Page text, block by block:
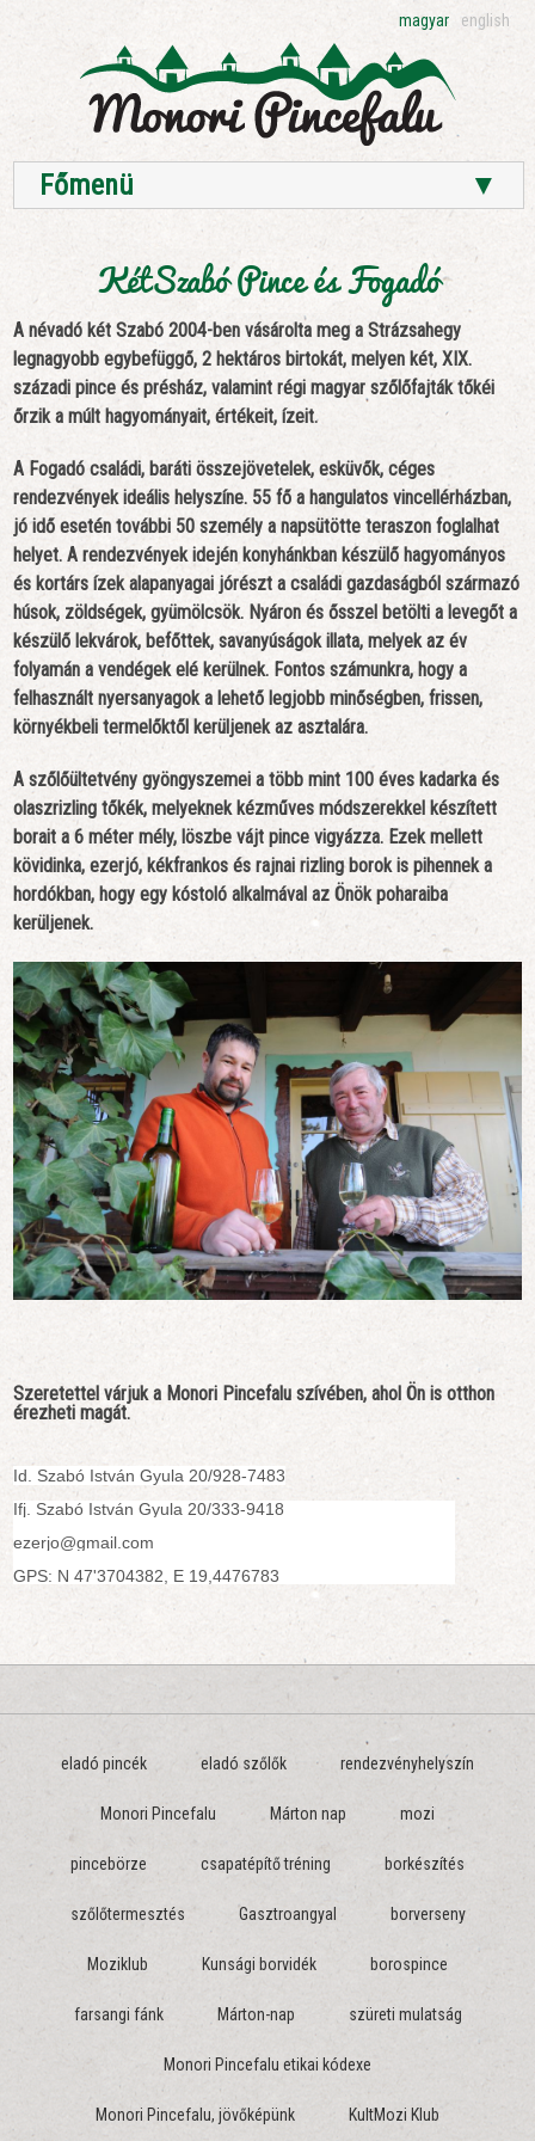
magyar english
Főmenü ▼
KétSzabó Pince és Fogadó
A névadó két Szabó 2004-ben vásárolta meg a Strázsahegy
legnagyobb egybefüggő, 2 hektáros birtokát, melyen két, XIX.
századi pince és présház, valamint régi magyar szőlőfajták tőkéi
őrzik a múlt hagyományait, értékeit, ízeit.
A Fogadó családi, baráti összejövetelek, esküvők, céges
rendezvények ideális helyszíne. 55 fő a hangulatos vincellérházban,
jó idő esetén további 50 személy a napsütötte teraszon foglalhat
helyet. A rendezvények idején konyhánkban készülő hagyományos
és kortárs ízek alapanyagai jórészt a családi gazdaságból származó
húsok, zöldségek, gyümölcsök. Nyáron és ősszel betölti a levegőt a
készülő lekvárok, befőttek, savanyúságok illata, melyek az év
folyamán a vendégek elé kerülnek. Fontos számunkra, hogy a
felhasznált nyersanyagok a lehető legjobb minőségben, frissen,
környékbeli termelőktől kerüljenek az asztalára.
A szőlőültetvény gyöngyszemei a több mint 100 éves kadarka és
olaszrizling tőkék, melyeknek kézműves módszerekkel készített
borait a 6 méter mély, löszbe vájt pince vigyázza. Ezek mellett
kövidinka, ezerjó, kékfrankos és rajnai rizling borok is pihennek a
hordókban, hogy egy kóstoló alkalmával az Önök poharaiba
kerüljenek.
Szeretettel várjuk a Monori Pincefalu szívében, ahol Ön is otthon
érezheti magát.
Id. Szabó István Gyula 20/928-7483
Ifj. Szabó István Gyula 20/333-9418
ezerjo@gmail.com
GPS: N 47'3704382, E 19,4476783
eladó pincék eladó szőlők rendezvényhelyszín
Monori Pincefalu Márton nap mozi
pincebörze csapatépítő tréning borkészítés
szőlőtermesztés Gasztroangyal borverseny
Moziklub Kunsági borvidék borospince
farsangi fánk Márton-nap szüreti mulatság
Monori Pincefalu etikai kódexe
Monori Pincefalu, jövőképünk KultMozi Klub